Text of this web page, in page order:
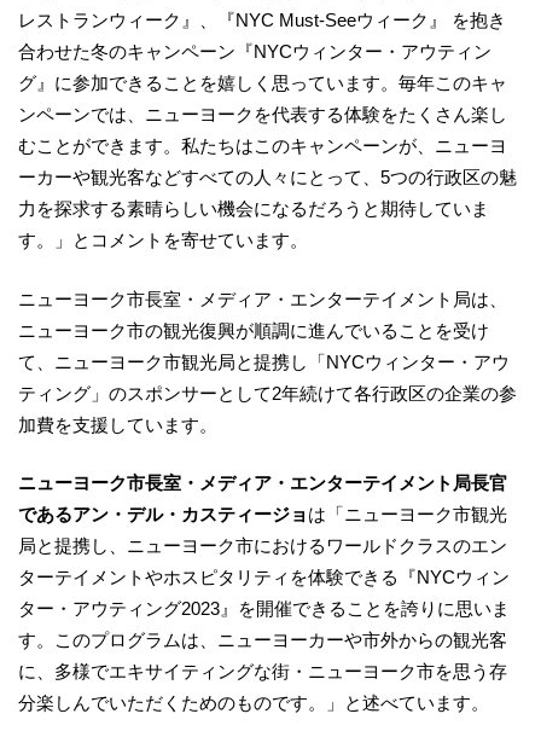
レストランウィーク』、『NYC Must-Seeウィーク』 を抱き
合わせた冬のキャンペーン『NYCウィンター・アウティン
グ』に参加できることを嬉しく思っています。毎年このキャ
ンペーンでは、ニューヨークを代表する体験をたくさん楽し
むことができます。私たちはこのキャンペーンが、ニューヨ
ーカーや観光客などすべての人々にとって、5つの行政区の魅
力を探求する素晴らしい機会になるだろうと期待していま
す。」とコメントを寄せています。
ニューヨーク市長室・メディア・エンターテイメント局は、
ニューヨーク市の観光復興が順調に進んでいることを受け
て、ニューヨーク市観光局と提携し「NYCウィンター・アウ
ティング」のスポンサーとして2年続けて各行政区の企業の参
加費を支援しています。
ニューヨーク市長室・メディア・エンターテイメント局長官
であるアン・デル・カスティージョ は「ニューヨーク市観光
局と提携し、ニューヨーク市におけるワールドクラスのエン
ターテイメントやホスピタリティを体験できる『NYCウィン
ター・アウティング2023』を開催できることを誇りに思いま
す。このプログラムは、ニューヨーカーや市外からの観光客
に、多様でエキサイティングな街・ニューヨーク市を思う存
分楽しんでいただくためのものです。」と述べています。